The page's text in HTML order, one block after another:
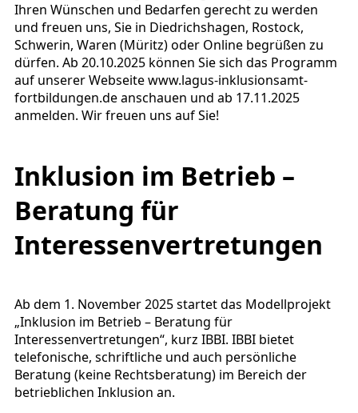
Ihren Wünschen und Bedarfen gerecht zu werden
und freuen uns, Sie in Diedrichshagen, Rostock,
Schwerin, Waren (Müritz) oder Online begrüßen zu
dürfen. Ab 20.10.2025 können Sie sich das Programm
auf unserer Webseite www.lagus-inklusionsamt-
fortbildungen.de anschauen und ab 17.11.2025
anmelden. Wir freuen uns auf Sie!
Inklusion im Betrieb –
Beratung für
Interessenvertretungen
Ab dem 1. November 2025 startet das Modellprojekt
„Inklusion im Betrieb – Beratung für
Interessenvertretungen“, kurz IBBI. IBBI bietet
telefonische, schriftliche und auch persönliche
Beratung (keine Rechtsberatung) im Bereich der
betrieblichen Inklusion an.